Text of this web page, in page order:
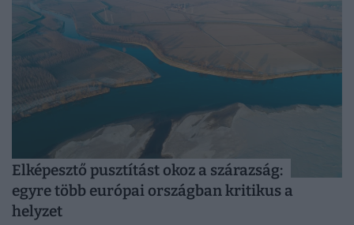
Elképesztő pusztítást okoz a szárazság:
egyre több európai országban kritikus a
helyzet